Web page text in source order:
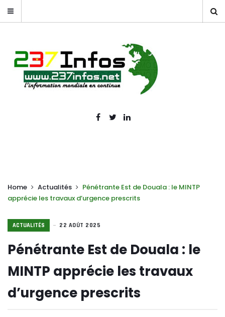
Home Actualités
Pénétrante Est de Douala : le MINTP
apprécie les travaux d’urgence prescrits
ACTUALITÉS 22 AOÛT 2025
Pénétrante Est de Douala : le
MINTP apprécie les travaux
d’urgence prescrits